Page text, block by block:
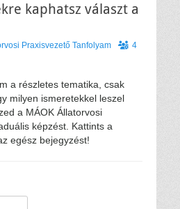
kaphatsz választ a
Praxisvezető Tanfolyam
4
a részletes tematika, csak
milyen ismeretekkel leszel
a MÁOK Állatorvosi
képzést. Kattints a
egész bejegyzést!